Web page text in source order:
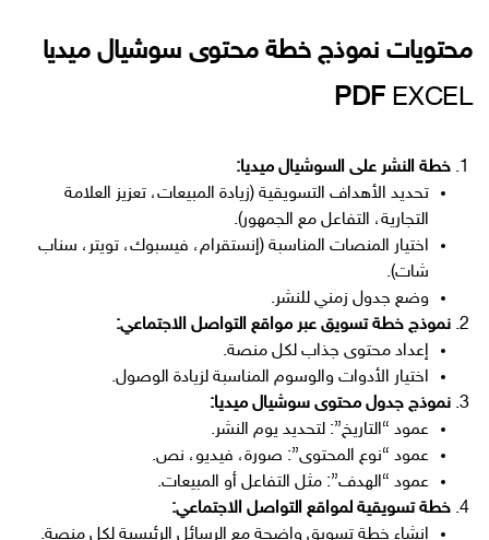
محتويات نموذج خطة محتوى سوشيال ميديا
PDFEXCEL
خطة النشر على السوشيال ميديا:
تحديد الأهداف التسويقية (زيادة المبيعات، تعزيز العلامة
التجارية، التفاعل مع الجمهور).
اختيار المنصات المناسبة (إنستقرام، فيسبوك، تويتر، سناب
شات).
وضع جدول زمني للنشر.
نموذج خطة تسويق عبر مواقع التواصل الاجتماعي:
إعداد محتوى جذاب لكل منصة.
اختيار الأدوات والوسوم المناسبة لزيادة الوصول.
نموذج جدول محتوى سوشيال ميديا:
عمود “التاريخ”: لتحديد يوم النشر.
عمود “نوع المحتوى”: صورة، فيديو، نص.
عمود “الهدف”: مثل التفاعل أو المبيعات.
خطة تسويقية لمواقع التواصل الاجتماعي:
إنشاء خطة تسويق واضحة مع الرسائل الرئيسية لكل منصة.